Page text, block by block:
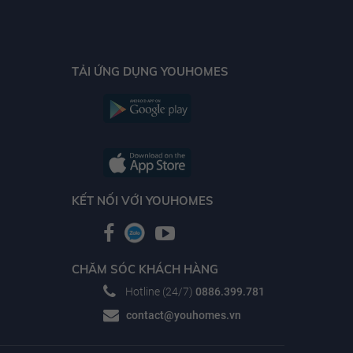
TẢI ỨNG DỤNG YOUHOMES
KẾT NỐI VỚI YOUHOMES
CHĂM SÓC KHÁCH HÀNG
Hotline (24/7) 0886.399.781
contact@youhomes.vn